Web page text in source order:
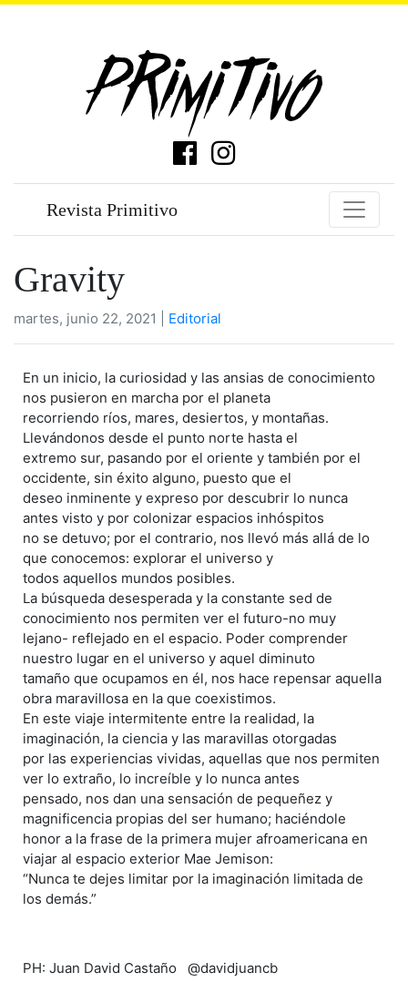
Revista Primitivo
Gravity
martes, junio 22, 2021 | Editorial
En un inicio, la curiosidad y las ansias de conocimiento
nos pusieron en marcha por el planeta
recorriendo ríos, mares, desiertos, y montañas.
Llevándonos desde el punto norte hasta el
extremo sur, pasando por el oriente y también por el
occidente, sin éxito alguno, puesto que el
deseo inminente y expreso por descubrir lo nunca
antes visto y por colonizar espacios inhóspitos
no se detuvo; por el contrario, nos llevó más allá de lo
que conocemos: explorar el universo y
todos aquellos mundos posibles.
La búsqueda desesperada y la constante sed de
conocimiento nos permiten ver el futuro-no muy
lejano- reflejado en el espacio. Poder comprender
nuestro lugar en el universo y aquel diminuto
tamaño que ocupamos en él, nos hace repensar aquella
obra maravillosa en la que coexistimos.
En este viaje intermitente entre la realidad, la
imaginación, la ciencia y las maravillas otorgadas
por las experiencias vividas, aquellas que nos permiten
ver lo extraño, lo increíble y lo nunca antes
pensado, nos dan una sensación de pequeñez y
magnificencia propias del ser humano; haciéndole
honor a la frase de la primera mujer afroamericana en
viajar al espacio exterior Mae Jemison:
“Nunca te dejes limitar por la imaginación limitada de
los demás.”
PH: Juan David Castaño @davidjuancb